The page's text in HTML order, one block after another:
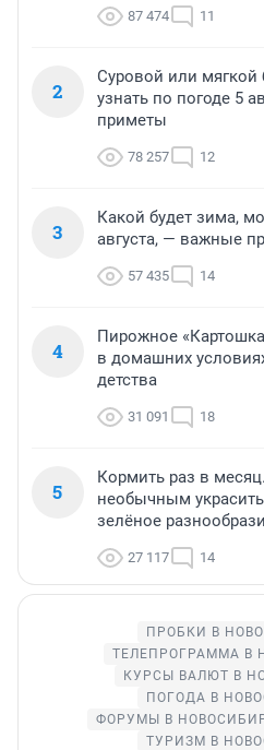
87 474 11
2
Суровой или мягкой
узнать по погоде 5
приметы
78 257 12
3
Какой будет зима,
августа, — важные
57 435 14
4
Пирожное
в домашних
детства
31 091 18
5
Кормить раз в
необычным
зелёное
27 117 14
ПРОБКИ В
ТЕЛЕПРОГРАММА В
КУРСЫ ВАЛЮТ В
ПОГОДА В
ФОРУМЫ В
ТУРИЗМ В